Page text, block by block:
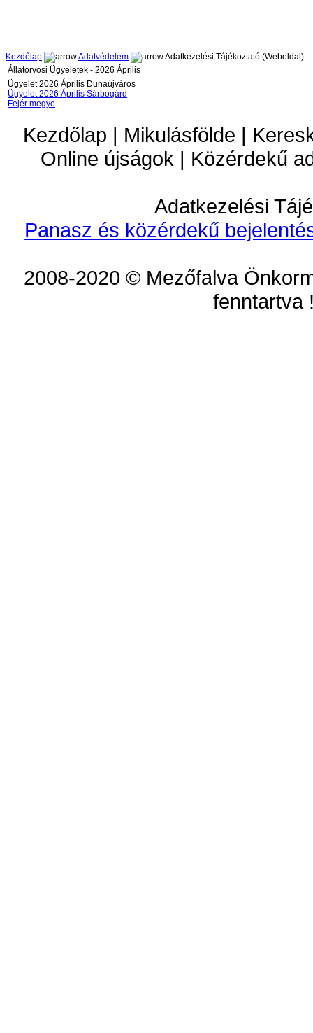
Kezdőlap Adatvédelem
Adatkezelési Tájékoztató (Weboldal)
Állatorvosi Ügyeletek - 2026 Április
Ügyelet 2026 Április Dunaújváros
Ügyelet 2026 Április Sárbogárd
Fejér megye
Kezdőlap | Mikulásfölde |
Online újságok | Közérdekű
Adatkezelési
Panasz és közérdekű
2008-2020 © Mezőfalva
fenntartva